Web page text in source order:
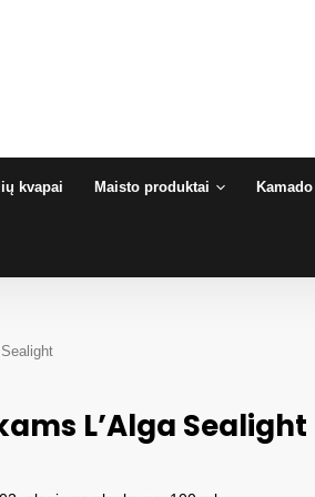
kvapai Maisto produktai
L’Alga Sealight